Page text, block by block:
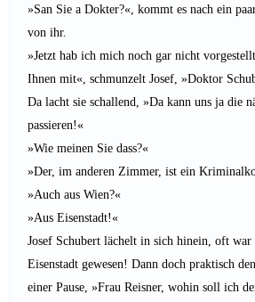
»San Sie a Dokter?«, kommt es nach ein
von ihr.
»Jetzt hab ich mich noch gar nicht
Ihnen mit«, schmunzelt Josef, »Doktor
Da lacht sie schallend, »Da kann uns ja die
passieren!«
»Wie meinen Sie dass?«
»Der, im anderen Zimmer, ist ein
»Auch aus Wien?«
»Aus Eisenstadt!«
Josef Schubert lächelt in sich hinein, oft
Eisenstadt gewesen! Dann doch praktisch
einer Pause, »Frau Reisner, wohin soll ich